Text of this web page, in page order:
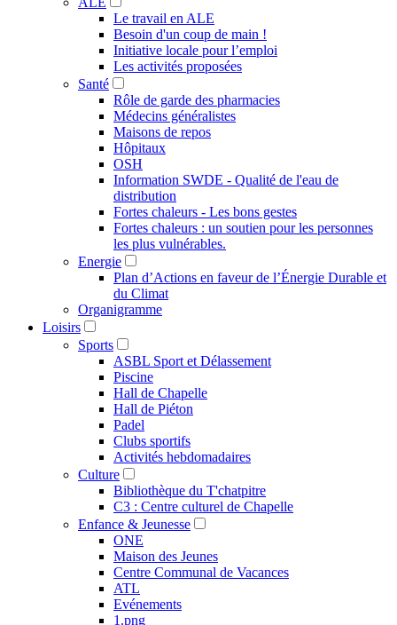
Le travail en ALE
Besoin d'un coup de main !
Initiative locale pour l’emploi
Les activités proposées
Santé
Rôle de garde des pharmacies
Médecins généralistes
Maisons de repos
Hôpitaux
OSH
Information SWDE - Qualité de l'eau de
distribution
Fortes chaleurs - Les bons gestes
Fortes chaleurs : un soutien pour les personnes
les plus vulnérables.
Energie
Plan d’Actions en faveur de l’Énergie Durable et
du Climat
Organigramme
Loisirs
Sports
ASBL Sport et Délassement
Piscine
Hall de Chapelle
Hall de Piéton
Padel
Clubs sportifs
Activités hebdomadaires
Culture
Bibliothèque du T'chatpitre
C3 : Centre culturel de Chapelle
Enfance & Jeunesse
ONE
Maison des Jeunes
Centre Communal de Vacances
ATL
Evénements
1.png